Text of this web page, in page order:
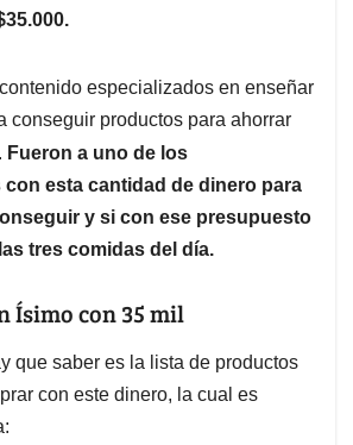
especializados en enseñar
conseguir productos para ahorrar
Fueron a uno de los
esta cantidad de dinero para
y si con ese presupuesto
tres comidas del día.
Ísimo con 35 mil
que saber es la lista de productos
con este dinero, la cual es